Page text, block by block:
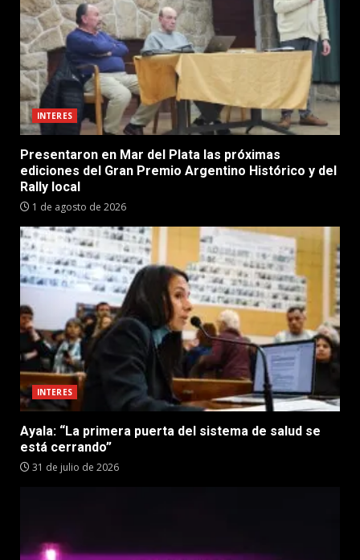
INTERES
Presentaron en Mar del Plata las próximas
ediciones del Gran Premio Argentino Histórico y del
Rally local
1 de agosto de 2026
INTERES
Ayala: “La primera puerta del sistema de salud se
está cerrando”
31 de julio de 2026